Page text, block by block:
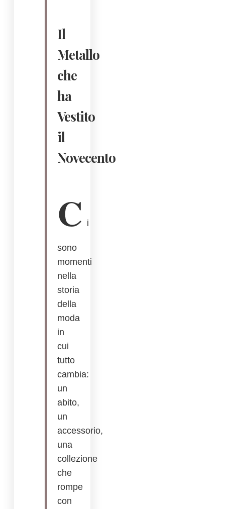
Il
Metallo
che
ha
Vestito
il
Novecento
C i
sono
momenti
nella
storia
della
moda
in
cui
tutto
cambia:
un
abito,
un
accessorio,
una
collezione
che
rompe
con